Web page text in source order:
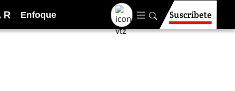
R Enfoque Suscríbete